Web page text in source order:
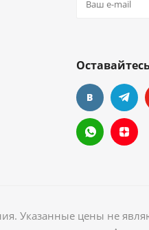
Указанные цены не